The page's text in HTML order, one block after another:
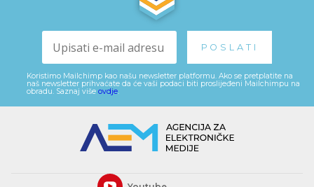
Koristimo Mailchimp kao našu newsletter platformu. Ako se pretplatite na
naš newsletter prihvaćate da će vaši podaci biti proslijeđeni Mailchimpu na
obradu. Saznaj više ovdje.